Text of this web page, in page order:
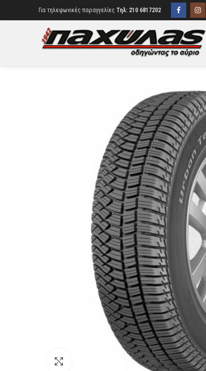
Για τηλεφωνικές παραγγελίες Τηλ: 210 6817202
Κάντε κλικ για μεγέθυνση